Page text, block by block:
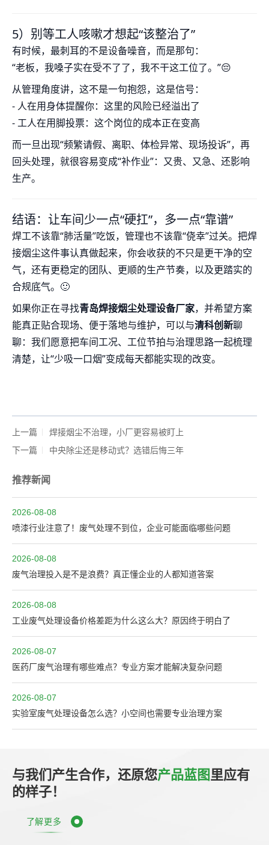
5）别等工人咳嗽才想起“该整治了”
有时候，最刺耳的不是设备噪音，而是那句：
“老板，我嗓子实在受不了了，我不干这工位了。”😔
从管理角度讲，这不是一句抱怨，这是信号：
- 人在用身体提醒你：这里的风险已经溢出了
- 工人在用脚投票：这个岗位的成本正在变高
而一旦出现“频繁请假、离职、体检异常、现场投诉”，再
回头处理，就很容易变成“补作业”：又贵、又急、还影响
生产。
结语：让车间少一点“硬扛”，多一点“靠谱”
焊工不该靠“肺活量”吃饭，管理也不该靠“侥幸”过关。把焊
接烟尘这件事认真做起来，你会收获的不只是更干净的空
气，还有更稳定的团队、更顺的生产节奏，以及更踏实的
合规底气。🙂
如果你正在寻找青岛焊接烟尘处理设备厂家，并希望方案
能真正贴合现场、便于落地与维护，可以与清科创新聊
聊：我们愿意把车间工况、工位节拍与治理思路一起梳理
清楚，让“少吸一口烟”变成每天都能实现的改变。
上一篇
焊接烟尘不治理，小厂更容易被盯上
下一篇
中央除尘还是移动式？选错后悔三年
推荐新闻
2026-08-08
喷漆行业注意了！废气处理不到位，企业可能面临哪些问题
2026-08-08
废气治理投入是不是浪费？真正懂企业的人都知道答案
2026-08-08
工业废气处理设备价格差距为什么这么大？原因终于明白了
2026-08-07
医药厂废气治理有哪些难点？专业方案才能解决复杂问题
2026-08-07
实验室废气处理设备怎么选？小空间也需要专业治理方案
与我们产生合作，还原您产品蓝图里应有
的样子！
了解更多